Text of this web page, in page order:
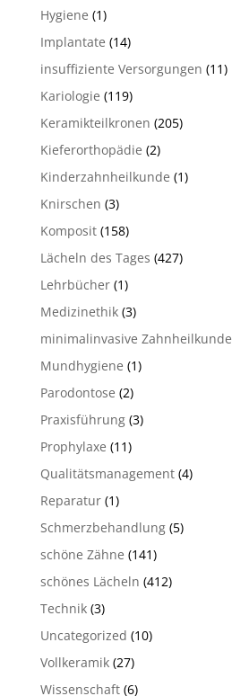
Hygiene (1)
Implantate (14)
insuffiziente Versorgungen (11)
Kariologie (119)
Keramikteilkronen (205)
Kieferorthopädie (2)
Kinderzahnheilkunde (1)
Knirschen (3)
Komposit(158)
Lächeln des Tages (427)
Lehrbücher(1)
Medizinethik(3)
minimalinvasive Zahnheilkunde
Mundhygiene (1)
Parodontose (2)
Praxisführung(3)
Prophylaxe (11)
Qualitätsmanagement(4)
Reparatur(1)
Schmerzbehandlung(5)
schöne Zähne (141)
schönes Lächeln (412)
Technik(3)
Uncategorized (10)
Vollkeramik(27)
Wissenschaft(6)